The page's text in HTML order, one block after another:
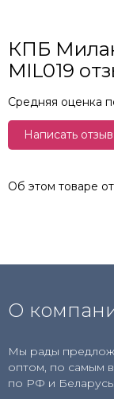
КПБ
MIL019
Средняя оценка
Написать отзыв
Об этом товаре
О
Мы рады
оптом, по самым
по РФ и Беларусь.